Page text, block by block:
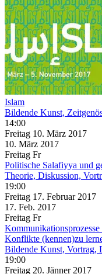
Islam
Bildende Kunst,
14:00
Freitag 10. März 2017
10. März 2017
Freitag Fr
Politische Salafiyya und
Theorie, Diskussion,
19:00
Freitag 17. Februar 2017
17. Feb. 2017
Freitag Fr
Konflikte (kennen)zu
Bildende Kunst, Vortrag,
19:00
Freitag 20. Jänner 2017